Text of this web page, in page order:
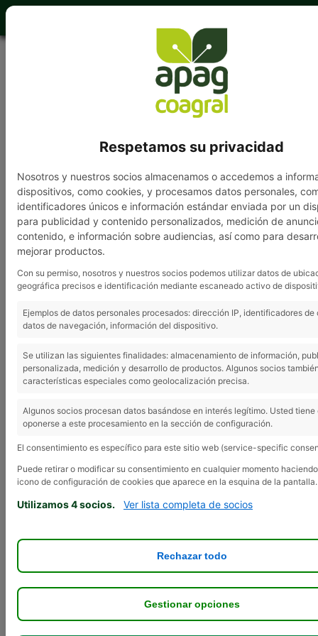
Grupo APAG»Noticias» APAG comienza mañana la
Campaña de la PAC 2012
APAG comienza mañana
la Campaña de la PAC
2012
20 febrero, 2012
La Asociación Provincial de Agricultores y
Ganaderos de Guadalajara -APAG-Asaja
Guadalajara- ha elaborado el calendario de
reuniones para informar a sus socios de
las novedades de la Campaña de la PAC y
Pago Unico 2012. APAG ha convocado seis
asambleas en distintos pueblos, para que
convenga. En estas reuniones se tratará la
los asuntos pendientes de la Campaña de
Ayudas PAC 2011 y las Consideraciones a
tener en cuenta en la Reforma de la PAC
Respetamos su privacidad
Nosotros y nuestros socios almacenamos o accedemos a
dispositivos, como cookies, y procesamos datos personales,
identificadores únicos e información estándar enviada por un
para publicidad y contenido personalizados, medición de
contenido, e información sobre audiencias, así como para
mejorar productos.
Con su permiso, nosotros y nuestros socios podemos utilizar datos de
geográfica precisos e identificación mediante escaneado activo de
Ejemplos de datos personales procesados: dirección IP, identificadores de
datos de navegación, información del dispositivo.
Se utilizan las siguientes finalidades: almacenamiento de información,
personalizada, medición y desarrollo de productos. Algunos socios
características especiales como geolocalización precisa.
Algunos socios procesan datos basándose en interés legítimo. Usted tiene
oponerse a este procesamiento en la sección de configuración.
El consentimiento es específico para este sitio web (service-specific
Puede retirar o modificar su consentimiento en cualquier momento
icono de configuración de cookies que aparece en la esquina de la pantalla.
Utilizamos 4 socios. Ver lista completa de socios
Rechazar todo
Gestionar opciones